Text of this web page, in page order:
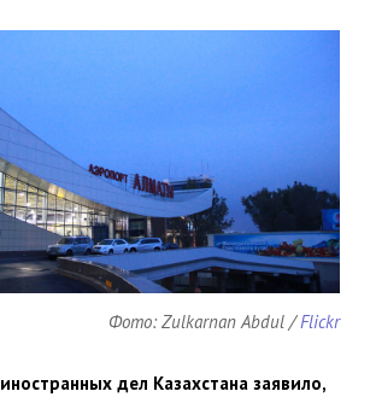
Фото: Zulkarnan Abdul /Flickr
дел Казахстана заявило,